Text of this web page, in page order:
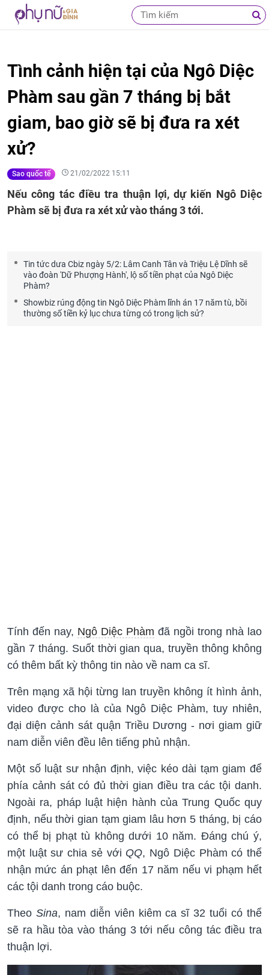
Tình cảnh hiện tại của Ngô Diệc
Phàm sau gần 7 tháng bị bắt
giam, bao giờ sẽ bị đưa ra xét
xử?
Sao quốc tế 21/02/2022 15:11
Nếu công tác điều tra thuận lợi, dự kiến Ngô Diệc
Phàm sẽ bị đưa ra xét xử vào tháng 3 tới.
Tin tức dưa Cbiz ngày 5/2: Lâm Canh Tân và Triệu Lệ Dĩnh sẽ
vào đoàn 'Dữ Phượng Hành', lộ số tiền phạt của Ngô Diệc
Phàm?
Showbiz rúng động tin Ngô Diệc Phàm lĩnh án 17 năm tù, bồi
thường số tiền kỷ lục chưa từng có trong lịch sử?
Tính đến nay, Ngô Diệc Phàm đã ngồi trong nhà lao
gần 7 tháng. Suốt thời gian qua, truyền thông không
có thêm bất kỳ thông tin nào về nam ca sĩ.
Trên mạng xã hội từng lan truyền không ít hình ảnh,
video được cho là của Ngô Diệc Phàm, tuy nhiên,
đại diện cảnh sát quận Triều Dương - nơi giam giữ
nam diễn viên đều lên tiếng phủ nhận.
Một số luật sư nhận định, việc kéo dài tạm giam để
phía cảnh sát có đủ thời gian điều tra các tội danh.
Ngoài ra, pháp luật hiện hành của Trung Quốc quy
định, nếu thời gian tạm giam lâu hơn 5 tháng, bị cáo
có thể bị phạt tù không dưới 10 năm. Đáng chú ý,
một luật sư chia sẻ với QQ, Ngô Diệc Phàm có thể
nhận mức án phạt lên đến 17 năm nếu vi phạm hết
các tội danh trong cáo buộc.
Theo Sina, nam diễn viên kiêm ca sĩ 32 tuổi có thể
sẽ ra hầu tòa vào tháng 3 tới nếu công tác điều tra
thuận lợi.